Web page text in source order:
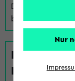
Detailseite zum
betreffenden
Fragen zu
Räumen
Nur